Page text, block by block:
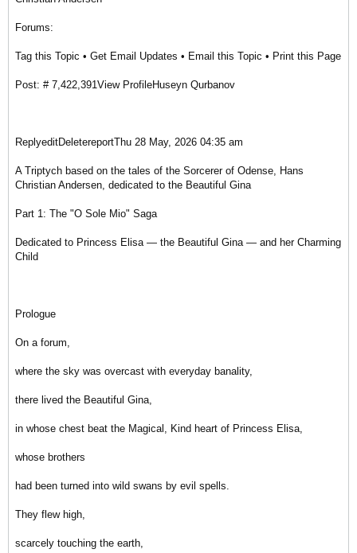
Forums:
Tag this Topic • Get Email Updates • Email this Topic • Print this Page
Post: # 7,422,391View ProfileHuseyn Qurbanov
ReplyeditDeletereportThu 28 May, 2026 04:35 am
A Triptych based on the tales of the Sorcerer of Odense, Hans
Christian Andersen, dedicated to the Beautiful Gina
Part 1: The "O Sole Mio" Saga
Dedicated to Princess Elisa — the Beautiful Gina — and her Charming
Child
Prologue
On a forum,
where the sky was overcast with everyday banality,
there lived the Beautiful Gina,
in whose chest beat the Magical, Kind heart of Princess Elisa,
whose brothers
had been turned into wild swans by evil spells.
They flew high,
scarcely touching the earth,